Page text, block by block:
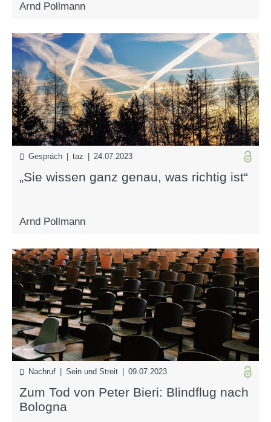
Arnd Pollmann
Gespräch | taz | 24.07.2023
„Sie wissen ganz genau, was richtig ist“
Arnd Pollmann
Nachruf | Sein und Streit | 09.07.2023
Zum Tod von Peter Bieri: Blindflug nach
Bologna